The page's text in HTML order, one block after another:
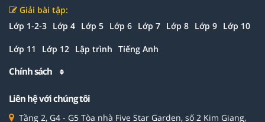
Giải bài tập:
Lớp 1-2-3 Lớp 4 Lớp 5 Lớp 6 Lớp 7 Lớp 8 Lớp 9 Lớp 10
Lớp 11 Lớp 12 Lập trình Tiếng Anh
Chính sách
Liên hệ với chúng tôi
Tầng 2, G4 - G5 Tòa nhà Five Star Garden, số 2 Kim Giang,